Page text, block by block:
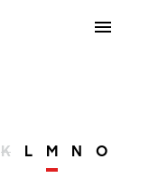
K L M N O